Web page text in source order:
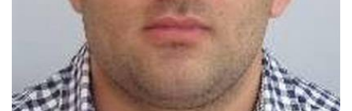
въвеждат
читателите